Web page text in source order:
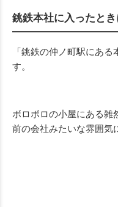
銚鉄本社に入ったと
「銚鉄の仲ノ町駅にあ
す。
ボロボロの小屋にある雑
前の会社みたいな雰囲気